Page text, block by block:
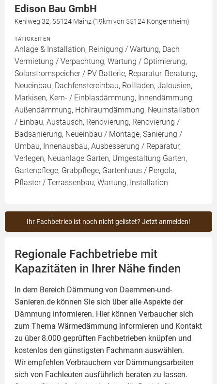
Edison Bau GmbH
Kehlweg 32, 55124 Mainz (19km von 55124 Köngernheim)
TÄTIGKEITEN
Anlage & Installation, Reinigung / Wartung, Dach
Vermietung / Verpachtung, Wartung / Optimierung,
Solarstromspeicher / PV Batterie, Reparatur, Beratung,
Neueinbau, Dachfenstereinbau, Rollläden, Jalousien,
Markisen, Kern- / Einblasdämmung, Innendämmung,
Außendämmung, Hohlraumdämmung, Neuinstallation
/ Einbau, Austausch, Renovierung, Renovierung /
Badsanierung, Neueinbau / Montage, Sanierung /
Umbau, Innenausbau, Ausbesserung / Reparatur,
Verlegen, Neuanlage Garten, Umgestaltung Garten,
Gartenpflege, Grabpflege, Gartenhaus / Pergola,
Pflaster / Terrassenbau, Wartung, Installation
Ihr Fachbetrieb ist noch nicht gelistet? Jetzt anmelden!
Regionale Fachbetriebe mit
Kapazitäten in Ihrer Nähe finden
In dem Bereich Dämmung von Daemmen-und-
Sanieren.de können Sie sich über alle Aspekte der
Dämmung informieren. Hier können Verbaucher sich
zum Thema Wärmedämmung informieren und Kontakt
zu über 8.000 geprüften Fachbetrieben knüpfen und
kostenlos den günstigsten Fachmann auswählen.
Wir empfehlen Verbrauchern vor Dämmungsarbeiten
sich von Fachleuten ausführlich beraten zu lassen.